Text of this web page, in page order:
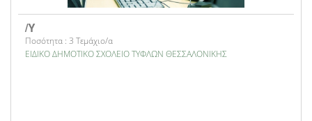
/Υ
Ποσότητα : 3 Τεμάχιο/α
ΕΙΔΙΚΟ ΔΗΜΟΤΙΚΟ ΣΧΟΛΕΙΟ ΤΥΦΛΩΝ ΘΕΣΣΑΛΟΝΙΚΗΣ